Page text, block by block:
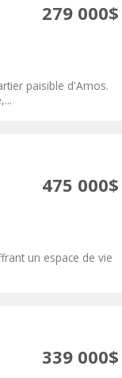
279 000$
paisible d'Amos.
475 000$
un espace de vie
339 000$